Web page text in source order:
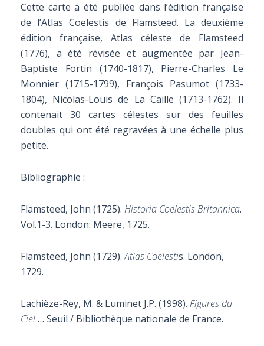
Cette carte a été publiée dans l’édition française
de l’Atlas Coelestis de Flamsteed. La deuxième
édition française, Atlas céleste de Flamsteed
(1776), a été révisée et augmentée par Jean-
Baptiste Fortin (1740-1817), Pierre-Charles Le
Monnier (1715-1799), François Pasumot (1733-
1804), Nicolas-Louis de La Caille (1713-1762). Il
contenait 30 cartes célestes sur des feuilles
doubles qui ont été regravées à une échelle plus
petite.
Bibliographie :
Flamsteed, John (1725). Historia Coelestis Britannica.
Vol.1-3. London: Meere, 1725.
Flamsteed, John (1729).Atlas Coelestis. London,
1729.
Lachièze-Rey, M. & Luminet J.P. (1998). Figures du
Ciel… Seuil / Bibliothèque nationale de France.